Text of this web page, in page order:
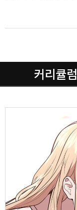
커리큘럼